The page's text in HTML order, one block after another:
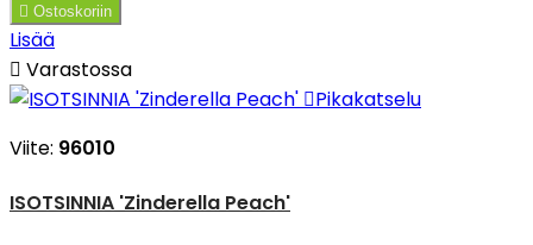
 Ostoskoriin
Lisää
 Varastossa
Pikakatselu
Viite: 96010
ISOTSINNIA 'Zinderella Peach'